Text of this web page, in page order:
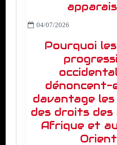
04/07/2026
Pourquoi
dénoncent-
davantage
des droits des
Afrique et